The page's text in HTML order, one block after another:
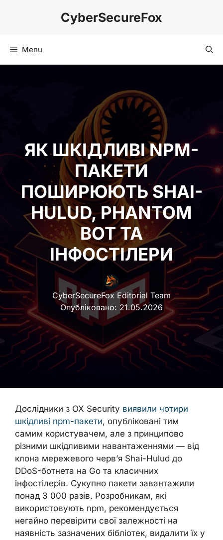
CyberSecureFox
Menu
ЯК ШКІДЛИВІ NPM-
ПАКЕТИ
ПОШИРЮЮТЬ SHAI-
HULUD, PHANTOM
BOT ТА
ІНФОСТІЛЕРИ
CyberSecureFox Editorial Team
Опубліковано: 21.05.2026
Дослідники з OX Security виявили чотири
шкідливі npm-пакети, опубліковані тим
самим користувачем, але з принципово
різними шкідливими навантаженнями — від
клона мережевого черв’я Shai-Hulud до
DDoS-ботнета на Go та класичних
інфостілерів. Сукупно пакети завантажили
понад 3 000 разів. Розробникам, які
використовують npm, рекомендується
негайно перевірити свої залежності на
наявність зазначених бібліотек, видалити їх у